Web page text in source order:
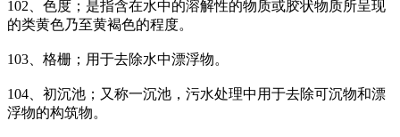
102、色度；是指含在水中的溶解性的物质或胶状物质所呈现
的类黄色乃至黄褐色的程度。
103、格栅；用于去除水中漂浮物。
104、初沉池；又称一沉池，污水处理中用于去除可沉物和漂
浮物的构筑物。